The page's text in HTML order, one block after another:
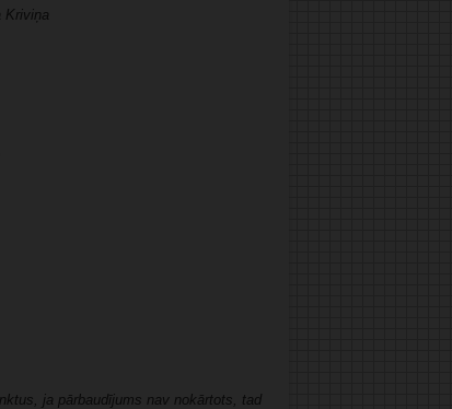
Kriviņa
ja pārbaudījums nav nokārtots, tad